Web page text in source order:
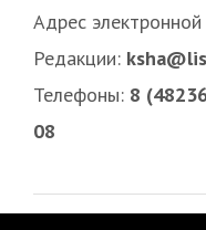
Адрес
Редакции:
Телефоны: 8
08